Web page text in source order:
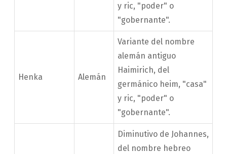
y ric, "poder" o
"gobernante".
Henka Alemán
Variante del nombre
alemán antiguo
Haimirich, del
germánico heim, "casa"
y ric, "poder" o
"gobernante".
Diminutivo de Johannes,
del nombre hebreo